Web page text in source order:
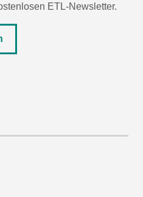
ETL-Newsletter.